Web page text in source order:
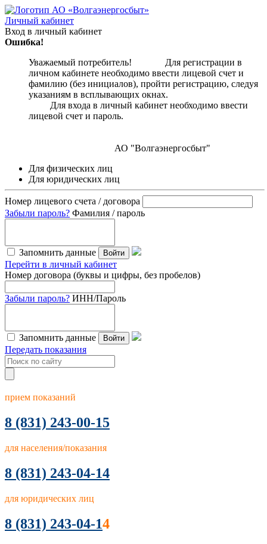
Личный кабинет
Вход в личный кабинет
Ошибка!
Уважаемый потребитель! Для регистрации в
личном кабинете необходимо ввести лицевой счет и
фамилию (без инициалов), пройти регистрацию, следуя
указаниям в всплывающих окнах.
Для входа в личный кабинет необходимо ввести
лицевой счет и пароль.
АО "Волгаэнергосбыт"
Для физических лиц
Для юридических лиц
Номер лицевого счета / договора
Забыли пароль? Фамилия / пароль
Запомнить данные Войти
Перейти в личный кабинет
Номер договора (буквы и цифры, без пробелов)
Забыли пароль? ИНН/Пароль
Запомнить данные Войти
Передать показания
прием показаний
8 (831) 243-00-15
для населения/показания
8 (831) 243-04-14
для юридических лиц
8 (831) 243-04-14